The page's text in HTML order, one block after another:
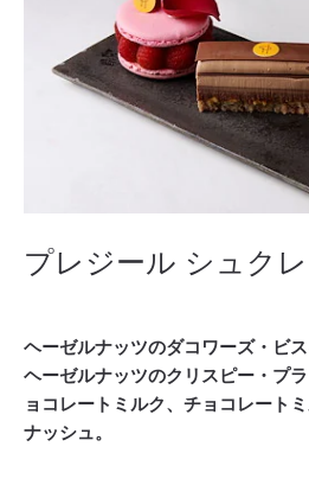
プレジール シュクレ
ヘーゼルナッツのダコワーズ・ビス
ヘーゼルナッツのクリスピー・プ
ョコレートミルク、チョコレート
ナッシュ。